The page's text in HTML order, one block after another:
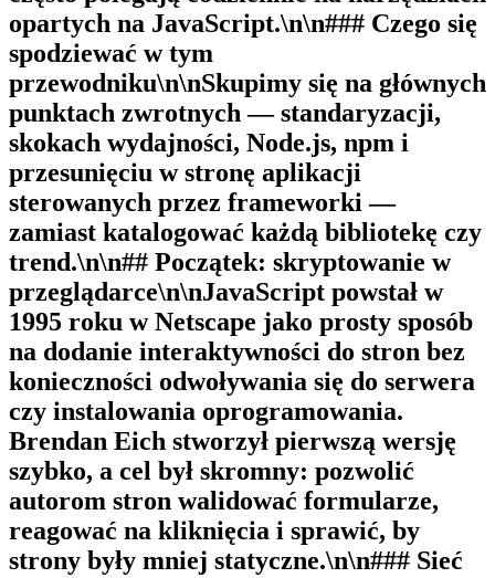
opartych na JavaScript.\n\n### Czego się
spodziewać w tym
przewodniku\n\nSkupimy się na głównych
punktach zwrotnych — standaryzacji,
skokach wydajności, Node.js, npm i
przesunięciu w stronę aplikacji
sterowanych przez frameworki —
zamiast katalogować każdą bibliotekę czy
trend.\n\n## Początek: skryptowanie w
przeglądarce\n\nJavaScript powstał w
1995 roku w Netscape jako prosty sposób
na dodanie interaktywności do stron bez
konieczności odwoływania się do serwera
czy instalowania oprogramowania.
Brendan Eich stworzył pierwszą wersję
szybko, a cel był skromny: pozwolić
autorom stron walidować formularze,
reagować na kliknięcia i sprawić, by
strony były mniej statyczne.\n\n### Sieć